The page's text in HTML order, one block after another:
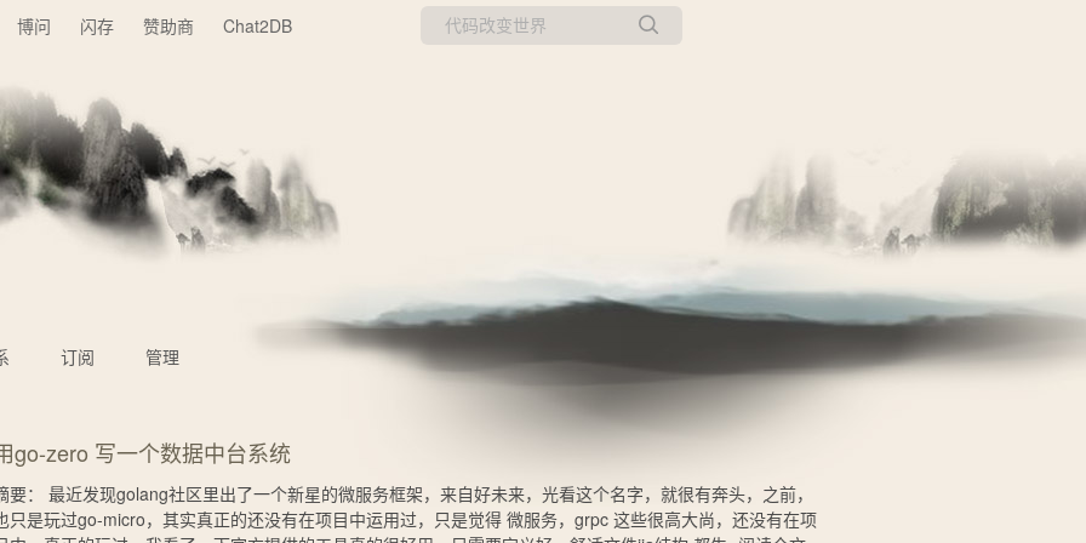
博问 闪存 赞助商 Chat2DB
订阅 管理
go-zero 写一个数据中台系统
要： 最近发现golang社区里出了一个新星的微服务框架，来自好未来，光看这个名字，就很有奔头，之前，
只是玩过go-micro，其实真正的还没有在项目中运用过，只是觉得 微服务，grpc 这些很高大尚，还没有在项